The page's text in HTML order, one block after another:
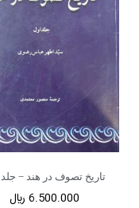
تاریخ تصوف در هند –
6.500.000 ﷼